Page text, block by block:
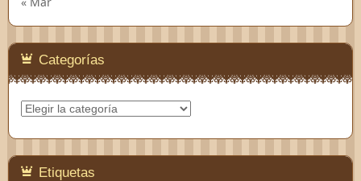
Categorías
Categorías
Etiquetas